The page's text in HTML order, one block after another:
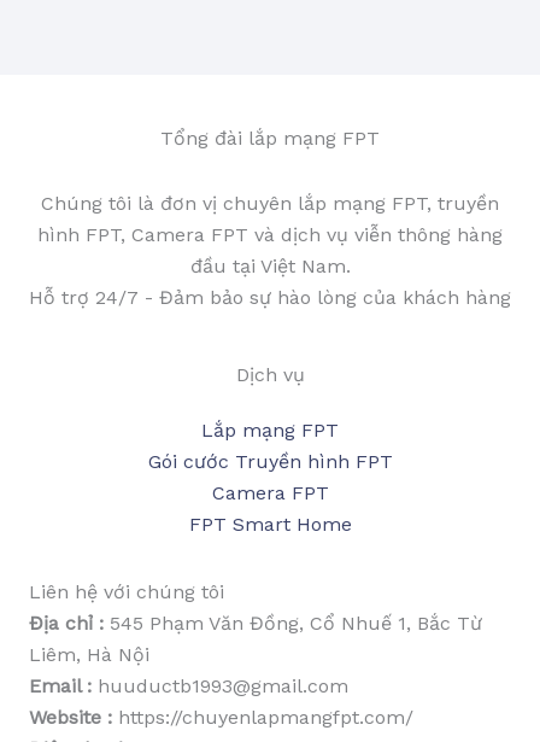
Tổng đài lắp mạng FPT
Chúng tôi là đơn vị chuyên lắp mạng FPT, truyền
hình FPT, Camera FPT và dịch vụ viễn thông hàng
đầu tại Việt Nam.
Hỗ trợ 24/7 - Đảm bảo sự hào lòng của khách hàng
Dịch vụ
Lắp mạng FPT
Gói cước Truyền hình FPT
Camera FPT
FPT Smart Home
Liên hệ với chúng tôi
Địa chỉ : 545 Phạm Văn Đồng, Cổ Nhuế 1, Bắc Từ
Liêm, Hà Nội
Email : huuductb1993@gmail.com
Website : https://chuyenlapmangfpt.com/